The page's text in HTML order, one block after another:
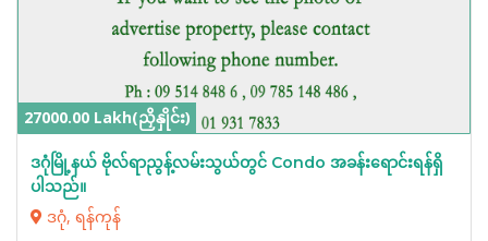
27000.00 Lakh(ညှိနှိုင်း)
ဒဂုံမြို့နယ် ဗိုလ်ရာညွန့်လမ်းသွယ်တွင် Condo အခန်းရောင်းရန်ရှိ
ပါသည်။
ဒဂုံ, ရန်ကုန်